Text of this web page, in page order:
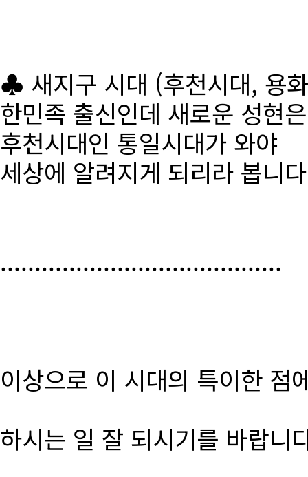
♣ 새지구 시대 (후천시대, 용
한민족 출신인데 새로운 성현
후천시대인 통일시대가 와야
세상에 알려지게 되리라 봅니
.........................................
이상으로 이 시대의 특이한 점
하시는 일 잘 되시기를 바랍니